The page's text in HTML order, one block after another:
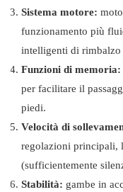
Sistema motore:
funzionamento più
intelligenti di
Funzioni di memoria:
per facilitare il
piedi.
Velocità di
regolazioni principali,
(sufficientemente
Stabilità: gambe in